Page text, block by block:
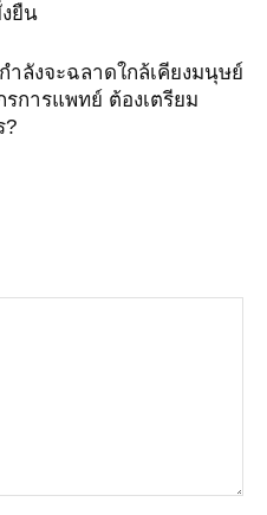
ยืน
าลังจะฉลาดใกล้เคียงมนุษย์
การแพทย์ ต้องเตรียม
?